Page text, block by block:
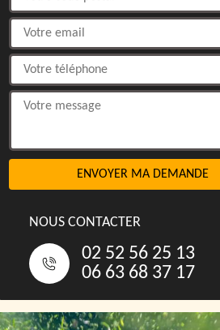
NOUS CONTACTER
02 52 56 25 13
06 63 68 37 17